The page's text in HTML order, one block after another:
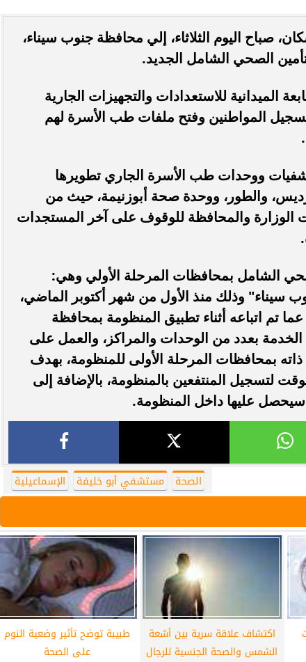
صباح اليوم الثلاثاء، إلي محافظة جنوب سيناء،
الصحي الشامل الجديد.
الميدانية للاستعدادات والتجهيزات الجارية
تسجيل المواطنين وفتح ملفات طب الأسرة لهم
ووحدات طب الأسرة الجاري تطويرها
والطور، ووحدة صحة أبوزنيمة، حيث من
الوزارة والمحافظة للوقوف على آخر المستجدات
الشامل بمحافظات المرحلة الأولي وهي:
سيناء" وذلك منذ الأول من شهر أكتوبر الماضي،
تم اتباعه أثناء تطبيق المنظومة بمحافظة
بعدد من الوحدات والمراكز، والعمل على
بمحافظات المرحلة الأولى للمنظومة، بهدف
لتسجيل المنتفعين بالمنظومة، بالإضافة إلى
سيحصل عليها داخل المنظومة.
الصحة مستشفي أبو خليفة الإسماعيلية
اكتشاف علاقة سرية بين أشعة
الشمس والصحة الجنسية للرجال
طبيبة توضح تأثير وضعية النوم
على الصحة
برشلونة
الزمالك ينهي أزمة خوان بيزيرا.. واللاعب
يقترب من العودة إلى القاهرة